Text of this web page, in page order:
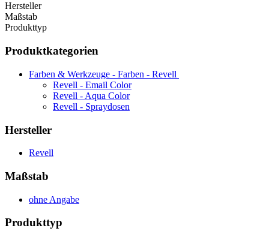
Hersteller
Maßstab
Produkttyp
Produktkategorien
Farben & Werkzeuge - Farben - Revell
Revell - Email Color
Revell - Aqua Color
Revell - Spraydosen
Hersteller
Revell
Maßstab
ohne Angabe
Produkttyp